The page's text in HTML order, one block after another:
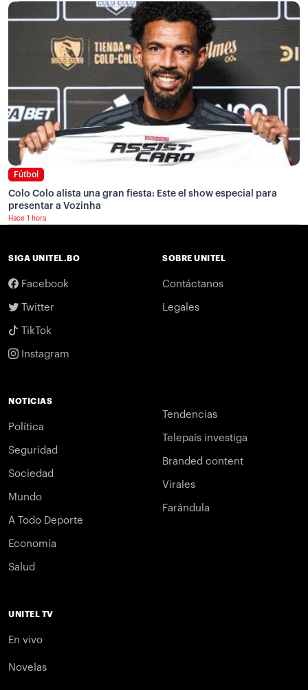
Fútbol
Colo Colo alista una gran fiesta: Este el show especial para
presentar a Vozinha
Hace 1 hora
SIGA UNITEL.BO
Facebook
Twitter
TikTok
Instagram
SOBRE UNITEL
Contáctanos
Legales
NOTICIAS
Política
Seguridad
Sociedad
Mundo
A Todo Deporte
Economía
Salud
Tendencias
Telepaís investiga
Branded content
Virales
Farándula
UNITEL TV
En vivo
Novelas